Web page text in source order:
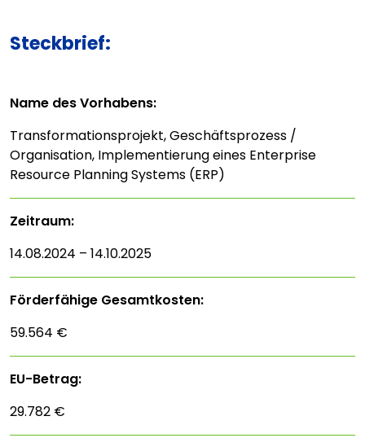
Steckbrief:
Name des Vorhabens:
Transformationsprojekt, Geschäftsprozess /
Organisation, Implementierung eines Enterprise
Resource Planning Systems (ERP)
Zeitraum:
14.08.2024 – 14.10.2025
Förderfähige Gesamtkosten:
59.564 €
EU-Betrag:
29.782 €